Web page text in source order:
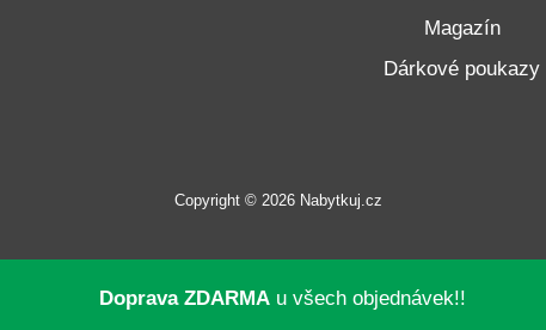
Magazín
Dárkové poukazy
Copyright © 2026 Nabytkuj.cz
Doprava ZDARMA u všech objednávek!!